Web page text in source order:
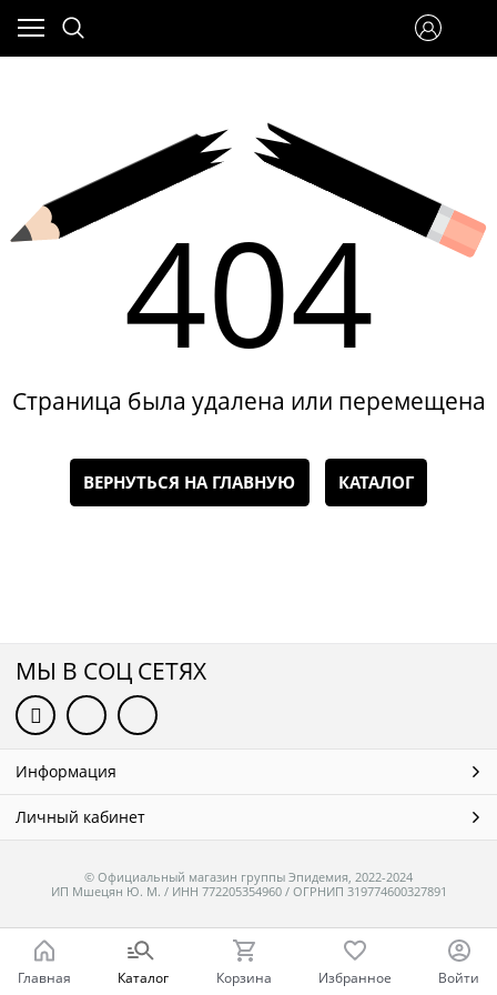
404
Страница была удалена или перемещена
ВЕРНУТЬСЯ НА ГЛАВНУЮ КАТАЛОГ
МЫ В СОЦ СЕТЯХ
Информация
Личный кабинет
© Официальный магазин группы Эпидемия, 2022-2024
ИП Мшецян Ю. М. / ИНН 772205354960 / ОГРНИП 319774600327891
Главная Каталог Корзина Избранное Войти